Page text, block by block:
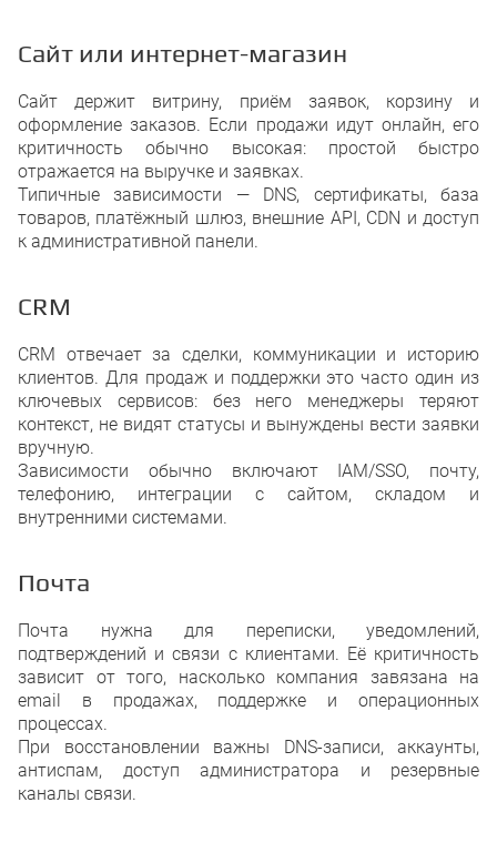
Сайт или интернет-магазин
Сайт держит витрину, приём заявок, корзину и
оформление заказов. Если продажи идут онлайн, его
критичность обычно высокая: простой быстро
отражается на выручке и заявках.
Типичные зависимости — DNS, сертификаты, база
товаров, платёжный шлюз, внешние API, CDN и доступ
к административной панели.
CRM
CRM отвечает за сделки, коммуникации и историю
клиентов. Для продаж и поддержки это часто один из
ключевых сервисов: без него менеджеры теряют
контекст, не видят статусы и вынуждены вести заявки
вручную.
Зависимости обычно включают IAM/SSO, почту,
телефонию, интеграции с сайтом, складом и
внутренними системами.
Почта
Почта нужна для переписки, уведомлений,
подтверждений и связи с клиентами. Её критичность
зависит от того, насколько компания завязана на
email в продажах, поддержке и операционных
процессах.
При восстановлении важны DNS-записи, аккаунты,
антиспам, доступ администратора и резервные
каналы связи.